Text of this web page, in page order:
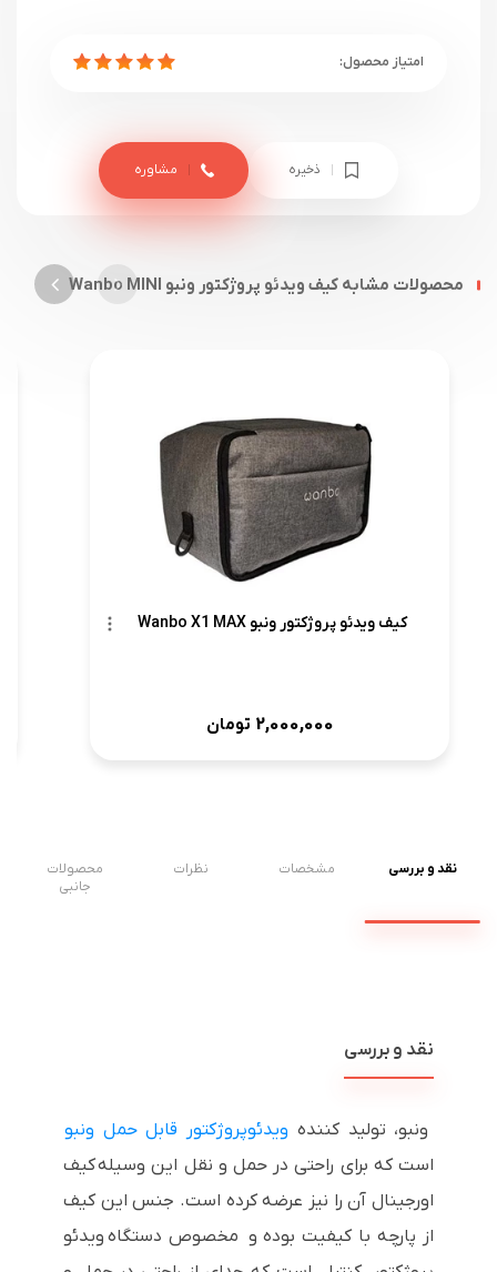
ذخیره مشاوره
محصولات مشابه کیف ویدئو پروژکتور ونبو Wanbo MINI
کیف ویدئو پروژکتور ونبو Wanbo X1 MAX
2,000,000 تومان
نقد و بررسی مشخصات نظرات
محصولات
جانبی
نقد و بررسی
ونبو، تولید کننده ویدئوپروژکتور قابل حمل ونبو
است که برای راحتی در حمل و نقل این وسیله کیف
اورجینال آن را نیز عرضه کرده است. جنس این کیف
از پارچه با کیفیت بوده و مخصوص دستگاه ویدئو